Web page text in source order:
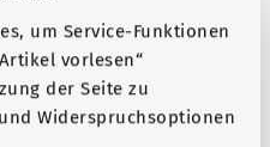
um Service-Funktionen
vorlesen“
der Seite zu
Widerspruchsoptionen